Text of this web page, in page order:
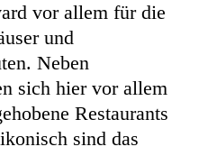
vor allem für die
und
Neben
sich hier vor allem
Restaurants
sind das